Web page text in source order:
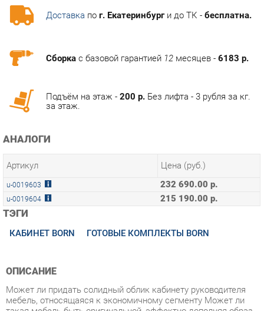
АНАЛОГИ
Артикул
u-0019603 232 690.00 р.
u-0019604 215 190.00 р.
ТЭГИ
КАБИНЕТ BORN ГОТОВЫЕ КОМПЛЕКТЫ BORN
ОПИСАНИЕ
такая мебель быть оригинальной, эффектно дополняя образ
своего владельца И наконец, может ли она верой и правдой
служить долгие годы, не теряя презентабельного внешнего
вида Да, может, если это мебель для руководителя BORN.